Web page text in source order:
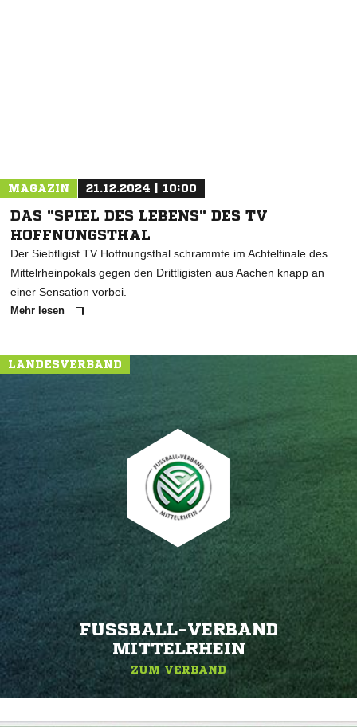
MAGAZIN 21.12.2024 | 10:00
DAS "SPIEL DES LEBENS" DES TV
HOFFNUNGSTHAL
Der Siebtligist TV Hoffnungsthal schrammte im Achtelfinale des
Mittelrheinpokals gegen den Drittligisten aus Aachen knapp an
einer Sensation vorbei.
Mehr lesen
LANDESVERBAND
FUSSBALL-VERBAND M
ITTELRHEIN
ZUM VERBAND